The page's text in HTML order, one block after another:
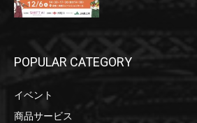
POPULAR CATEGORY
イベント
商品サービス